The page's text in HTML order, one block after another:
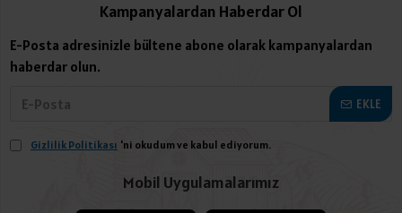
Kampanyalardan Haberdar Ol
E-Posta adresinizle bültene abone olarak kampanyalardan
haberdar olun.
EKLE
Gizlilik Politikası 'ni okudum ve kabul ediyorum.
Mobil Uygulamalarımız